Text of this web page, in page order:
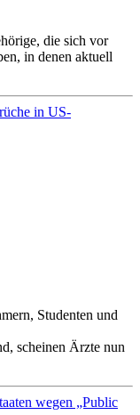
die sich vor
in denen aktuell
in US-
Studenten und
scheinen Ärzte nun
wegen „Public